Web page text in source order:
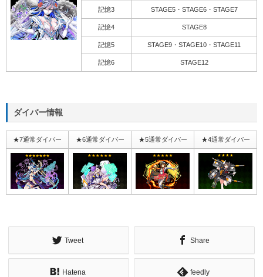
記憶3 STAGE5・STAGE6・STAGE7
記憶4 STAGE8
記憶5 STAGE9・STAGE10・STAGE11
記憶6 STAGE12
ダイバー情報
★7通常ダイバー ★6通常ダイバー ★5通常ダイバー ★4通常ダイバー
Tweet Share
Hatena feedly